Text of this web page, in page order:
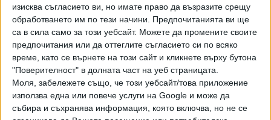
изисква съгласието ви, но имате право да възразите срещу
обработването им по тези начини. Предпочитанията ви ще
са в сила само за този уебсайт. Можете да промените своите
предпочитания или да оттеглите съгласието си по всяко
време, като се върнете на този сайт и кликнете върху бутона
"Поверителност" в долната част на уеб страницата.
Моля, забележете също, че този уебсайт/това приложение
използва една или повече услуги на Google и може да
събира и съхранява информация, която включва, но не се
"Няма как народни представители да определят какъв
дълг е необходим. Сега колеги са решили, че е 3,8 млрд.
евро, а дали е толкова?", коментира още Теменужка
Петкова.
И Мартин Димитров от "Демократична България" обърна
внимание, че липсват конкретни разчети и че сметките